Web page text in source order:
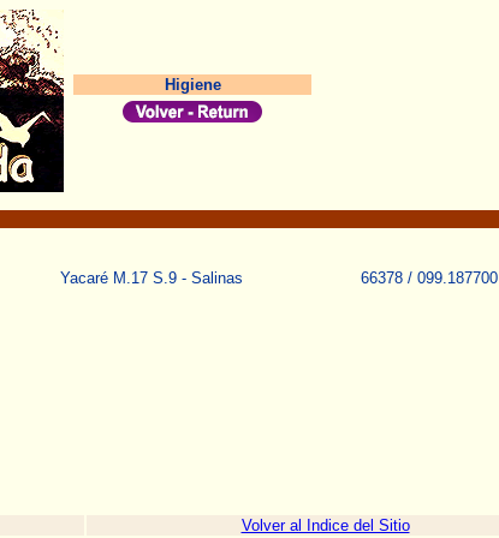
Yacaré M.17 S.9 - Salinas 66378 / 099.187700
Volver al Indice del Sitio
Higiene